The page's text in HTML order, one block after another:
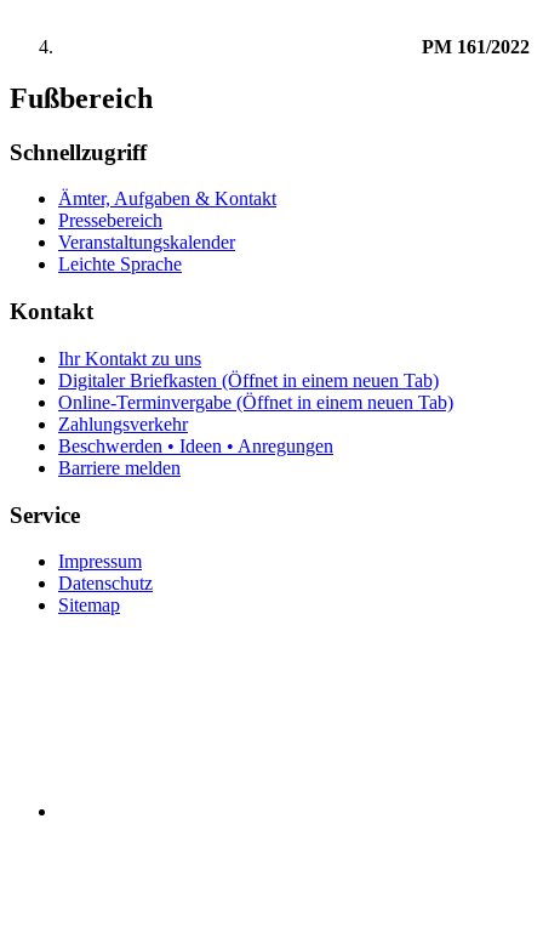
PM 161/2022
Fußbereich
Schnellzugriff
Ämter, Aufgaben & Kontakt
Pressebereich
Veranstaltungskalender
Leichte Sprache
Kontakt
Ihr Kontakt zu uns
Digitaler Briefkasten (Öffnet in einem neuen Tab)
Online-Terminvergabe (Öffnet in einem neuen Tab)
Zahlungsverkehr
Beschwerden • Ideen • Anregungen
Barriere melden
Service
Impressum
Datenschutz
Sitemap